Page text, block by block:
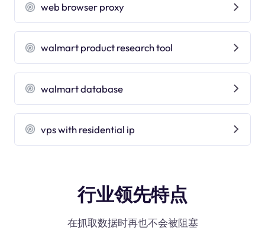
web browser proxy
walmart product research tool
walmart database
vps with residential ip
行业领先特点
在抓取数据时再也不会被阻塞